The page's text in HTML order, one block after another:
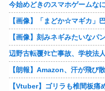
今始めどきのスマホゲームな
【画像】刻みネギみたいなパ
【Vtuber】ゴリラも椎間板痛